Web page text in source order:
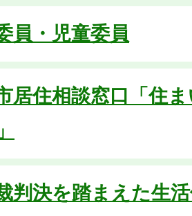
員・児童委員
居住相談窓口「住
判決を踏まえた生